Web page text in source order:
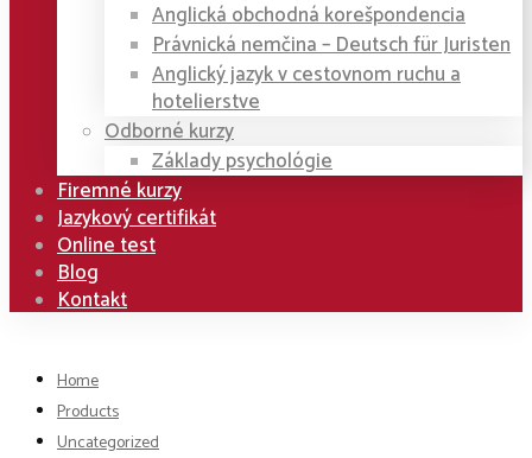
Anglická obchodná korešpondencia
Právnická nemčina – Deutsch für Juristen
Anglický jazyk v cestovnom ruchu a
hotelierstve
Odborné kurzy
Základy psychológie
Firemné kurzy
Jazykový certifikát
Online test
Blog
Kontakt
Home
Products
Uncategorized